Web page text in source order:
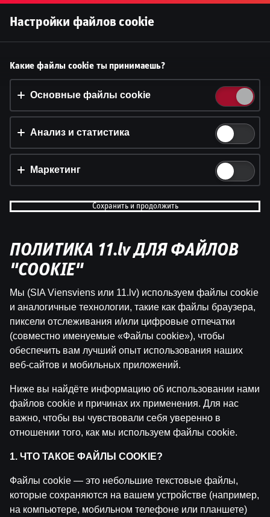
byDāvis 23 июл. 2026 г.
ĢENERĀĻA UN BUĻA NAGLAS
Ģenerāļa un Buļa Naglas | 8.Sezona 42.Epizode
byDāvis 14 июл. 2026 г.
ĢENERĀĻA UN BUĻA NAGLAS
Принять файлы cookie?
На этом веб-сайте используются 3 различных типа
файлов cookie: основные, отслеживающие и
Принять всё
Настройки и информация
Настройки файлов cookie
Какие файлы cookie ты принимаешь?
Основные файлы cookie
Анализ и статистика
Маркетинг
Сохранить и продолжить
ПОЛИТИКА 11.lv ДЛЯ ФАЙЛОВ
"COOKIE"
Мы (SIA Viensviens или 11.lv) используем файлы cookie
и аналогичные технологии, такие как файлы браузера,
пиксели отслеживания и/или цифровые отпечатки
(совместно именуемые «Файлы cookie»), чтобы
обеспечить вам лучший опыт использования наших
веб-сайтов и мобильных приложений.
Ниже вы найдёте информацию об использовании нами
файлов cookie и причинах их применения. Для нас
важно, чтобы вы чувствовали себя уверенно в
отношении того, как мы используем файлы cookie.
1. ЧТО ТАКОЕ ФАЙЛЫ COOKIE?
Файлы cookie — это небольшие текстовые файлы,
которые сохраняются на вашем устройстве (например,
на компьютере, мобильном телефоне или планшете)